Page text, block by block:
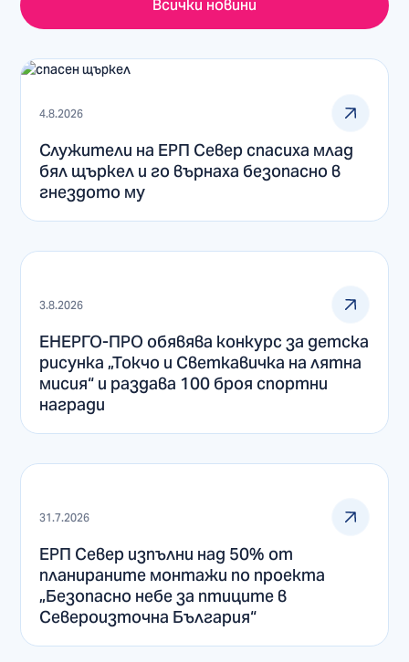
Всички новини
4.8.2026
Служители на ЕРП Север спасиха млад
бял щъркел и го върнаха безопасно в
гнездото му
3.8.2026
ЕНЕРГО-ПРО обявява конкурс за детска
рисунка „Токчо и Светкавичка на лятна
мисия“ и раздава 100 броя спортни
награди
31.7.2026
ЕРП Север изпълни над 50% от
планираните монтажи по проекта
„Безопасно небе за птиците в
Североизточна България“